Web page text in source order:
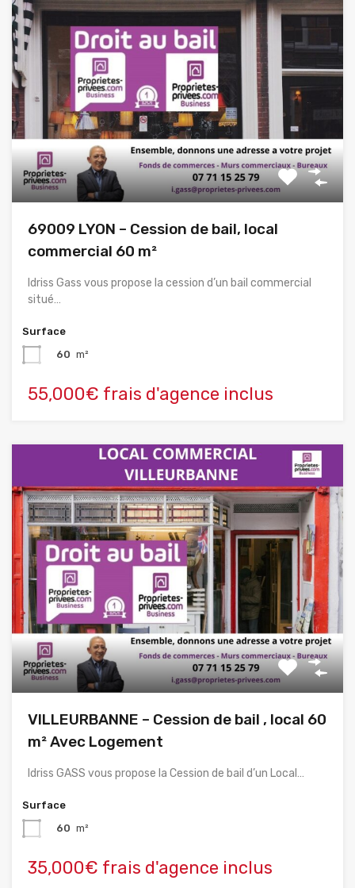
69009 LYON – Cession de bail, local
commercial 60 m²
Idriss Gass vous propose la cession d’un bail commercial
situé…
Surface
60 m²
55,000€ frais d'agence inclus
VILLEURBANNE – Cession de bail , local 60
m² Avec Logement
Idriss GASS vous propose la Cession de bail d’un Local…
Surface
60 m²
35,000€ frais d'agence inclus